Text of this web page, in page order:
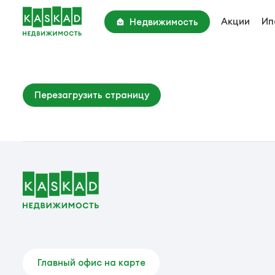
Недвижимость Акции
Академия Парк
Парк Апрель
Киевское шоссе, 25 км
Перезагрузить страницу
Главный офис на карте